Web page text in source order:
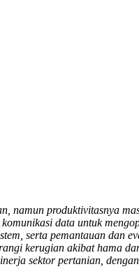
produktivitasnya
data untuk
serta pemantauan dan
kerugian akibat hama
sektor pertanian,